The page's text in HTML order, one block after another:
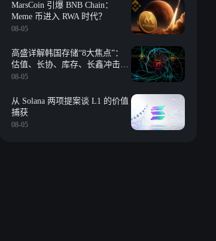
MarsCoin 引爆 BNB Chain：
Meme 币进入 RWA 时代？
08-05
高盛详解韩国存储“8大焦点”：
估值、长协、库存、长鑫冲击、
回购等
08-05
从 Solana 两项提案谈 L1 的价值
捕获
08-05